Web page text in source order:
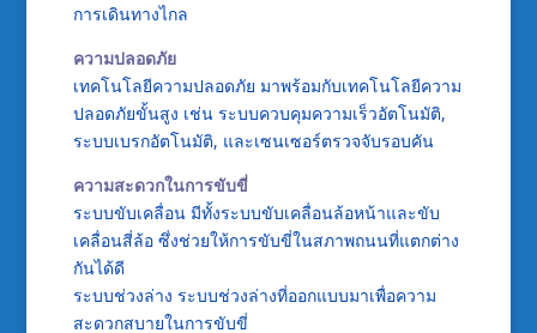
การเดินทางไกล
ความปลอดภัย
เทคโนโลยีความปลอดภัย มาพร้อมกับเทคโนโลยีความ
ปลอดภัยขั้นสูง เช่น ระบบควบคุมความเร็วอัตโนมัติ,
ระบบเบรกอัตโนมัติ, และเซนเซอร์ตรวจจับรอบคัน
ความสะดวกในการขับขี่
ระบบขับเคลื่อน มีทั้งระบบขับเคลื่อนล้อหน้าและขับ
เคลื่อนสี่ล้อ ซึ่งช่วยให้การขับขี่ในสภาพถนนที่แตกต่าง
กันได้ดี
ระบบช่วงล่าง ระบบช่วงล่างที่ออกแบบมาเพื่อความ
สะดวกสบายในการขับขี่